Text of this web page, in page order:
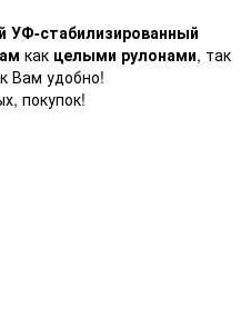
УФ-стабилизированный
как целыми рулонами, так
Вам удобно!
покупок!